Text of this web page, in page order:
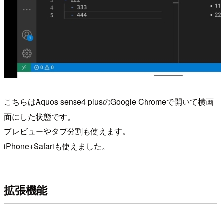
こちらはAquos sense4 plusのGoogle Chromeで開いて横画
面にした状態です。
プレビューやタブ分割も使えます。
iPhone+Safariも使えました。
拡張機能